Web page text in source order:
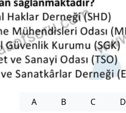
A B C D